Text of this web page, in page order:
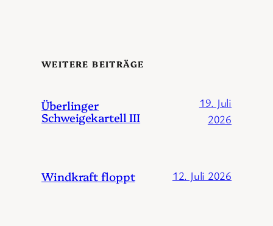
WEITERE BEITRÄGE
Überlinger
Schweigekartell III
19. Juli
2026
Windkraft floppt 12. Juli 2026